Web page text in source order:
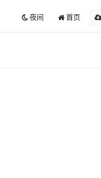
夜间 首页